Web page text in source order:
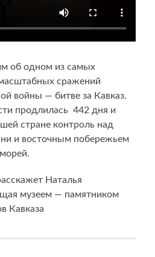
об одном из самых
сражений
войны — битве за Кавказ.
продлилась 442 дня и
стране контроль над
и восточным побережьем
Наталья
музеем — памятником
Кавказа